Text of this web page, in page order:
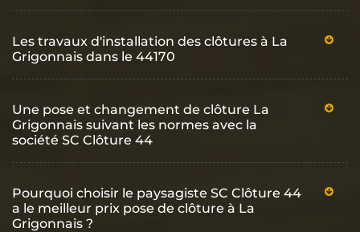
Les travaux d'installation des clôtures à La
Grigonnais dans le 44170
Une pose et changement de clôture La
Grigonnais suivant les normes avec la
société SC Clôture 44
Pourquoi choisir le paysagiste SC Clôture 44
a le meilleur prix pose de clôture à La
Grigonnais ?